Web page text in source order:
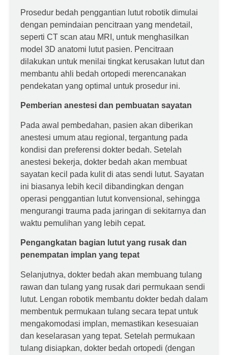
Prosedur bedah penggantian lutut robotik dimulai
dengan pemindaian pencitraan yang mendetail,
seperti CT scan atau MRI, untuk menghasilkan
model 3D anatomi lutut pasien. Pencitraan
dilakukan untuk menilai tingkat kerusakan lutut dan
membantu ahli bedah ortopedi merencanakan
pendekatan yang optimal untuk prosedur ini.
Pemberian anestesi dan pembuatan sayatan
Pada awal pembedahan, pasien akan diberikan
anestesi umum atau regional, tergantung pada
kondisi dan preferensi dokter bedah. Setelah
anestesi bekerja, dokter bedah akan membuat
sayatan kecil pada kulit di atas sendi lutut. Sayatan
ini biasanya lebih kecil dibandingkan dengan
operasi penggantian lutut konvensional, sehingga
mengurangi trauma pada jaringan di sekitarnya dan
waktu pemulihan yang lebih cepat.
Pengangkatan bagian lutut yang rusak dan
penempatan implan yang tepat
Selanjutnya, dokter bedah akan membuang tulang
rawan dan tulang yang rusak dari permukaan sendi
lutut. Lengan robotik membantu dokter bedah dalam
membentuk permukaan tulang secara tepat untuk
mengakomodasi implan, memastikan kesesuaian
dan keselarasan yang tepat. Setelah permukaan
tulang disiapkan, dokter bedah ortopedi (dengan